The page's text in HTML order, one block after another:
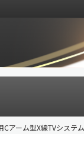
Cアーム型X線TVシステ